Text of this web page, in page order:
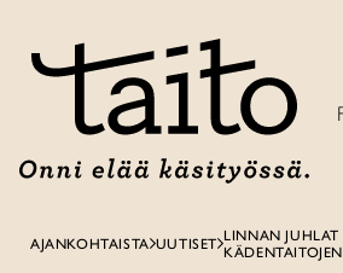
AJANKOHTAISTA UUTISET LINNAN JUHLAT